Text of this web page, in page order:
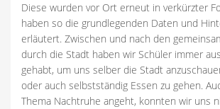
Diese wurden vor Ort erneut in verkürzter
haben so die grundlegenden Daten und
erläutert. Zwischen und nach den
durch die Stadt haben wir Schüler immer
gehabt, um uns selber die Stadt
oder auch selbstständig Essen zu gehen.
Thema Nachtruhe angeht, konnten wir uns